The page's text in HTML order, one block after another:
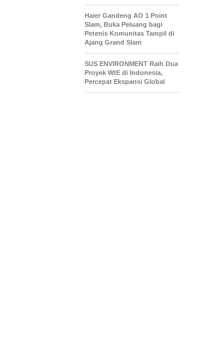
Haier Gandeng AO 1 Point
Slam, Buka Peluang bagi
Petenis Komunitas Tampil di
Ajang Grand Slam
SUS ENVIRONMENT Raih Dua
Proyek WtE di Indonesia,
Percepat Ekspansi Global